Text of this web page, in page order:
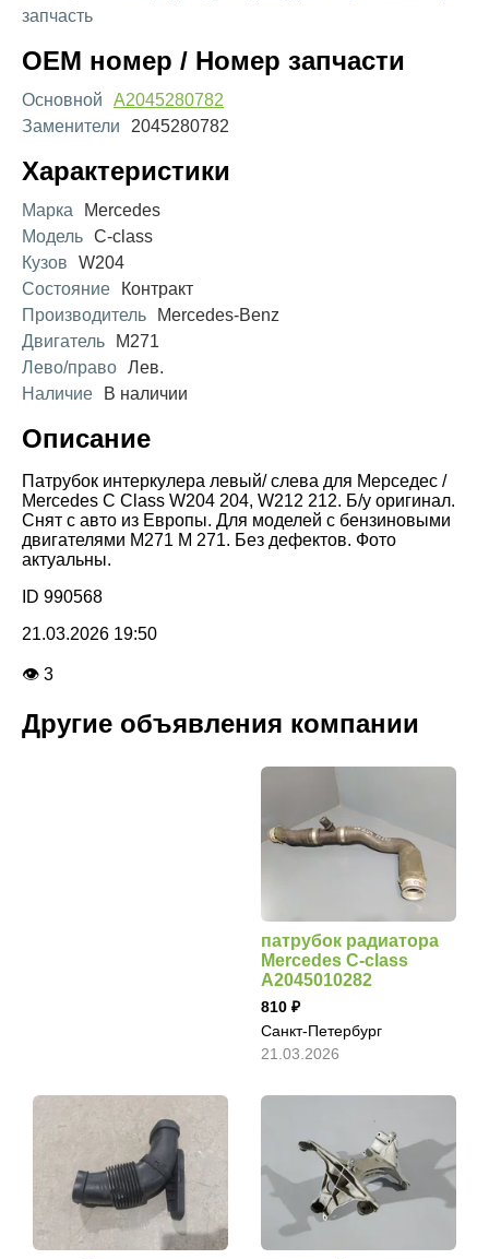
запчасть
OEM номер / Номер запчасти
Основной
A2045280782
Заменители
2045280782
Характеристики
Марка
Mercedes
Модель C-class
Кузов
W204
Состояние
Контракт
Производитель
Mercedes-Benz
Двигатель
M271
Лево/право Лев.
Наличие
В наличии
Описание
Патрубок интеркулера левый/ слева для Мерседес /
Mercedes C Class W204 204, W212 212. Б/у оригинал.
Снят с авто из Европы. Для моделей с бензиновыми
двигателями M271 M 271. Без дефектов. Фото
актуальны.
ID 990568
21.03.2026 19:50
👁 3
Другие объявления компании
патрубок радиатора
Mercedes C-class
A2045010282
810
Санкт-Петербург
21.03.2026